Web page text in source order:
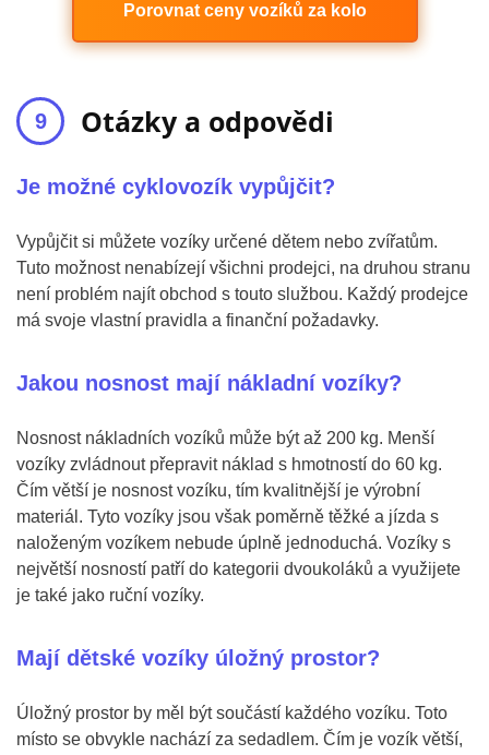
Porovnat ceny vozíků za kolo
Otázky a odpovědi
Je možné cyklovozík vypůjčit?
Vypůjčit si můžete vozíky určené dětem nebo zvířatům.
Tuto možnost nenabízejí všichni prodejci, na druhou stranu
není problém najít obchod s touto službou. Každý prodejce
má svoje vlastní pravidla a finanční požadavky.
Jakou nosnost mají nákladní vozíky?
Nosnost nákladních vozíků může být až 200 kg. Menší
vozíky zvládnout přepravit náklad s hmotností do 60 kg.
Čím větší je nosnost vozíku, tím kvalitnější je výrobní
materiál. Tyto vozíky jsou však poměrně těžké a jízda s
naloženým vozíkem nebude úplně jednoduchá. Vozíky s
největší nosností patří do kategorii dvoukoláků a využijete
je také jako ruční vozíky.
Mají dětské vozíky úložný prostor?
Úložný prostor by měl být součástí každého vozíku. Toto
místo se obvykle nachází za sedadlem. Čím je vozík větší,